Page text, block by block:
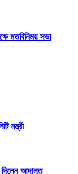
মতবিনিময় সভা
মন্ত্রী
দিলেন আদালত